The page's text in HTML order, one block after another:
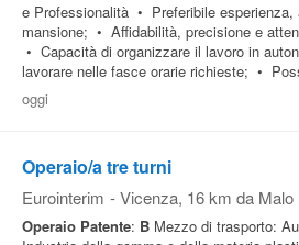
e Professionalità • Preferibile esperienza,
mansione; • Affidabilità, precisione e
• Capacità di organizzare il lavoro in
lavorare nelle fasce orarie richieste; •
oggi
Operaio/a tre turni
Eurointerim - Vicenza, 16 km da Malo
Operaio Patente: B Mezzo di trasporto: